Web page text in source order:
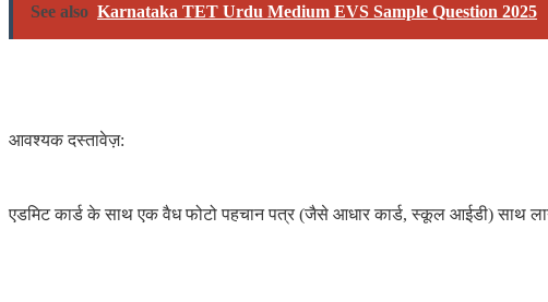
See also Karnataka TET Urdu Medium EVS Sample Question 2025
आवश्यक दस्तावेज़:
एडमिट कार्ड के साथ एक वैध फोटो पहचान पत्र (जैसे आधार कार्ड, स्कूल आईडी) साथ